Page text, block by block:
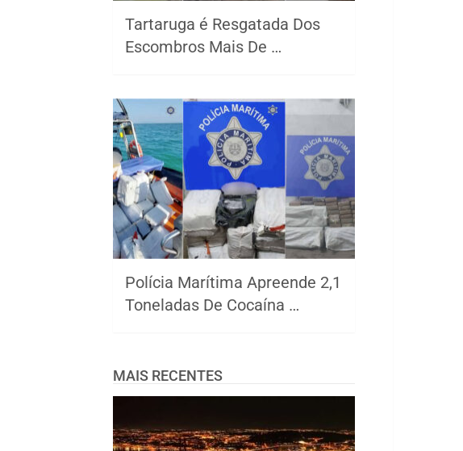
Tartaruga é Resgatada Dos
Escombros Mais De …
Polícia Marítima Apreende 2,1
Toneladas De Cocaína …
MAIS RECENTES